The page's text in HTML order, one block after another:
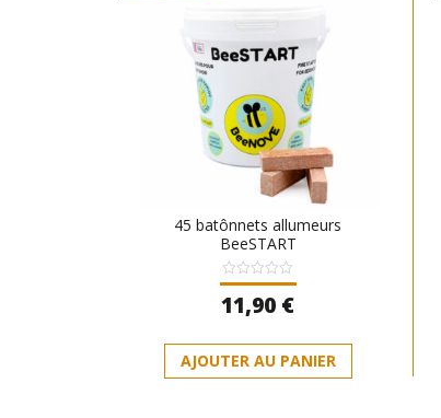
45 batônnets allumeurs
BeeSTART
Note
0
sur
11,90 €
AJOUTER AU PANIER